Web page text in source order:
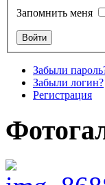
Запомнить меня
Забыли
Забыли логин?
Регистрация